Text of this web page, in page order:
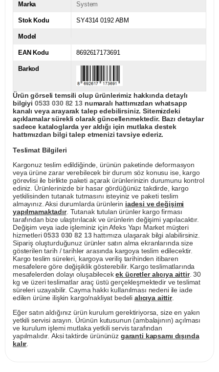
Marka System
Stok Kodu SY4314 0192 ABM
Model
EAN Kodu 8692617173691
Barkod
Ürün görseli temsili olup ürünlerimiz hakkında detaylı
bilgiyi 0533 030 82 13numaralı hattımızdan whatsapp
kanalı veya arayarak talep edebilirsiniz. Sitemizdeki
açıklamalar sürekli olarak güncellenmektedir. Bazı detaylar
sadece kataloglarda yer aldığı için mutlaka destek
hattımızdan bilgi talep etmenizi tavsiye ederiz.
Teslimat Bilgileri
Kargonuz teslim edildiğinde, ürünün paketinde deformasyon
veya ürüne zarar verebilecek bir durum söz konusu ise, kargo
görevlisi ile birlikte paketi açarak ürünlerinizin durumunu kontrol
ediniz. Ürünlerinizde bir hasar gördüğünüz takdirde, kargo
yetkilisinden tutanak tutmasını isteyiniz ve paketi teslim
almayınız. Aksi durumlarda ürünlerin iadesi ve değişimi
yapılmamaktadır. Tutanak tutulan ürünler kargo firması
tarafından bize ulaştırılacak ve ürünlerin değişimi yapılacaktır.
Değişim veya iade işleminiz için Afeks Yapı Market müşteri
hizmetleri0533 030 82 13hattımıza ulaşarak bilgi alabilirsiniz.
Sipariş oluşturduğunuz ürünler satın alma ekranlarında size
gösterilen tarih / tarihler arasında kargoya teslim edilecektir.
Kargo teslim süreleri, kargoya veriliş tarihinden itibaren
mesafelere göre değişiklik gösterebilir. Kargo teslimatlarında
mesafelerden dolayı oluşabilecekek ücretler alıcıya aittir. 30
kg ve üzeri teslimatlar araç üstü gerçekleşmektedir ve teslimat
süreleri uzayabilir. Cayma hakkı kullanılması nedeni ile iade
edilen ürüne ilişkin kargo/nakliyat bedeli alıcıya aittir.
Eğer satın aldığınız ürün kurulum gerektiriyorsa, size en yakın
yetkili servisi arayın. Ürünün kutusunun (ambalajının) açılması
ve kurulum işlemi mutlaka yetkili servis tarafından
yapılmalıdır. Aksi taktirde ürününüz garanti kapsamı dışında
kalır.